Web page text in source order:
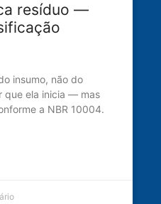
resíduo —
insumo, não do
que ela inicia — mas
a NBR 10004.